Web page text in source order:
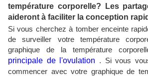
température corporelle? Les
aideront à faciliter la conception
Si vous cherchez à tomber enceinte
de surveiller votre température
graphique de la température
principale de l'ovulation . Si vous
commencer avec votre graphique de